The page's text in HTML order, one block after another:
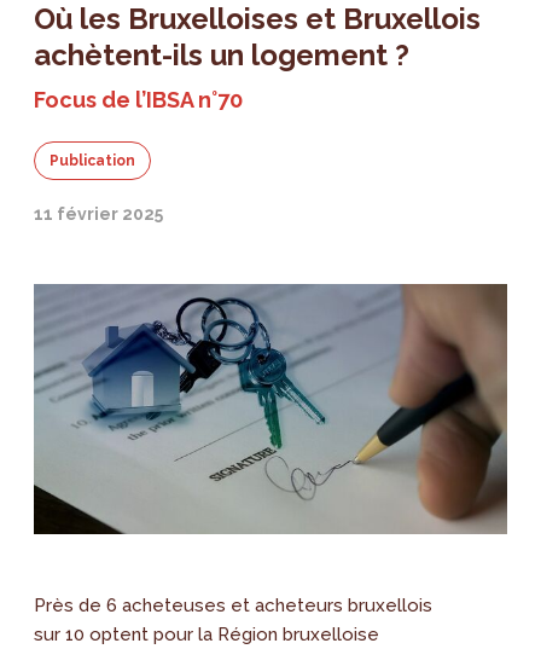
Où les Bruxelloises et Bruxellois
achètent-ils un logement ?
Focus de l’IBSA n°70
Publication
11 février 2025
Près de 6 acheteuses et acheteurs bruxellois
sur 10 optent pour la Région bruxelloise